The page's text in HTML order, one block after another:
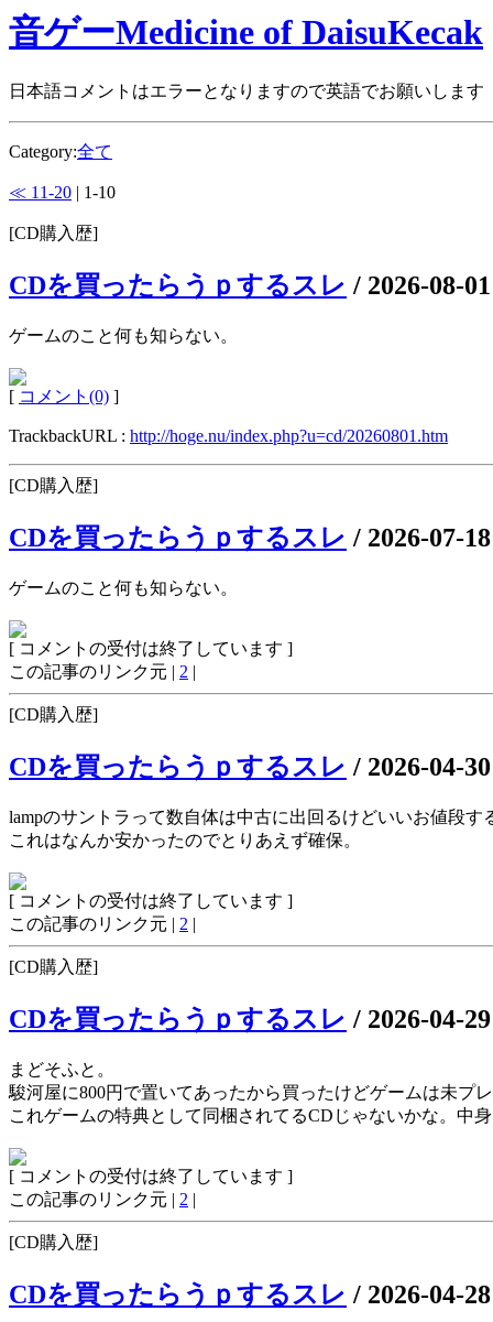
音ゲーMedicine of DaisuKecak
日本語コメントはエラーとなりますので英語でお願いします
Category:全て
≪ 11-20 | 1-10
[CD購入歴]
CDを買ったらうｐするスレ / 2026-08-
ゲームのこと何も知らない。
[ コメント(0) ]
TrackbackURL : http://hoge.nu/index.php?u=cd/20260801.htm
[CD購入歴]
CDを買ったらうｐするスレ / 2026-07-
ゲームのこと何も知らない。
[ コメントの受付は終了しています ]
この記事のリンク元 | 2 |
[CD購入歴]
CDを買ったらうｐするスレ / 2026-04-
lampのサントラって数自体は中古に出回るけどいいお値段す
これはなんか安かったのでとりあえず確保。
[ コメントの受付は終了しています ]
この記事のリンク元 | 2 |
[CD購入歴]
CDを買ったらうｐするスレ / 2026-04-
まどそふと。
駿河屋に800円で置いてあったから買ったけどゲームは未プ
これゲームの特典として同梱されてるCDじゃないかな。中
[ コメントの受付は終了しています ]
この記事のリンク元 | 2 |
[CD購入歴]
CDを買ったらうｐするスレ / 2026-04-